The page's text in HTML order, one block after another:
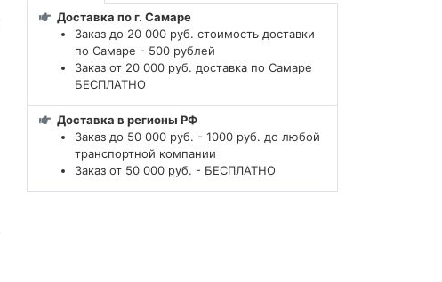
Доставка по г. Самаре
Заказ до 20 000 руб. стоимость доставки
по Самаре - 500 рублей
Заказ от 20 000 руб. доставка по Самаре
БЕСПЛАТНО
Доставка в регионы РФ
Заказ до 50 000 руб. - 1000 руб. до любой
транспортной компании
Заказ от 50 000 руб. - БЕСПЛАТНО